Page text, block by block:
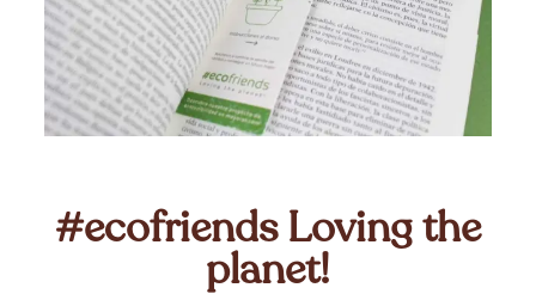
#ecofriendsLoving the
planet!